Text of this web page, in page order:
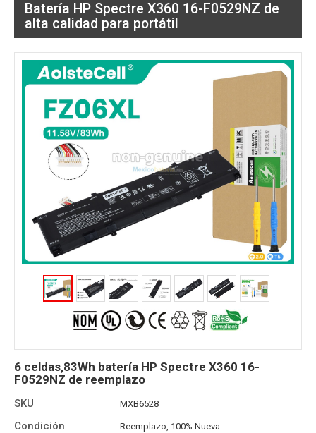
Batería HP Spectre X360 16-F0529NZ de
alta calidad para portátil
6 celdas,83Wh batería HP Spectre X360 16-
F0529NZ de reemplazo
SKU MXB6528
Condición Reemplazo, 100% Nueva